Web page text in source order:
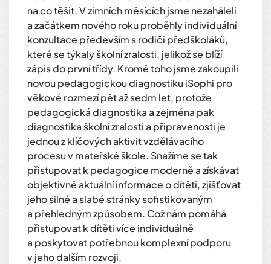
na co těšit. V zimních měsících jsme nezaháleli
a začátkem nového roku proběhly individuální
konzultace především s rodiči předškoláků,
které se týkaly školní zralosti, jelikož se blíží
zápis do první třídy. Kromě toho jsme zakoupili
novou pedagogickou diagnostiku iSophi pro
věkové rozmezí pět až sedm let, protože
pedagogická diagnostika a zejména pak
diagnostika školní zralosti a připravenosti je
jednou z klíčových aktivit vzdělávacího
procesu v mateřské škole. Snažíme se tak
přistupovat k pedagogice moderně a získávat
objektivně aktuální informace o dítěti, zjišťovat
jeho silné a slabé stránky sofistikovaným
a přehledným způsobem. Což nám pomáhá
přistupovat k dítěti více individuálně
a poskytovat potřebnou komplexní podporu
v jeho dalším rozvoji.